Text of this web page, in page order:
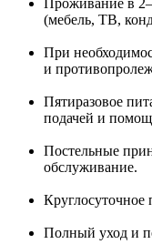
(мебель, ТВ,
При
и
Пятиразовое
подачей и
Постельные
обслуживание.
Круглосуточное
Полный уход и